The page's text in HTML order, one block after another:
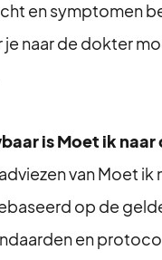
en symptomen
je naar de dokter
is Moet ik
van Moet ik
op de
en